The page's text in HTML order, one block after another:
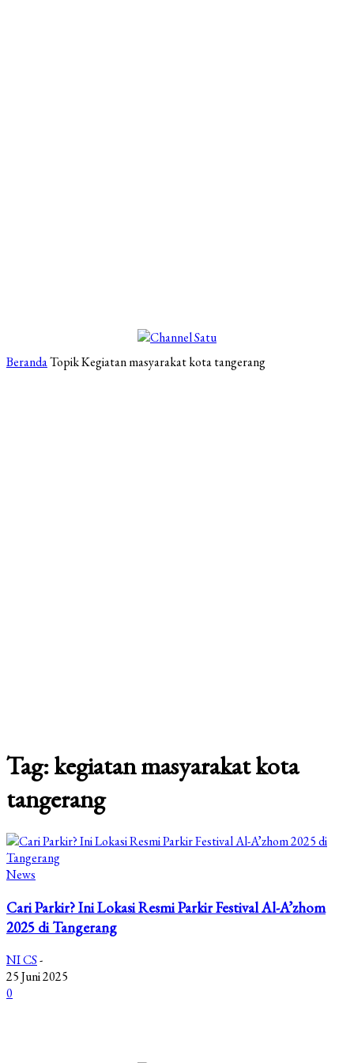
BerandaTopikKegiatan masyarakat kota tangerang
Tag: kegiatan masyarakat kota
tangerang
News
Cari Parkir? Ini Lokasi Resmi Parkir Festival Al-A’zhom
2025 di Tangerang
NI CS-
25 Juni 2025
0